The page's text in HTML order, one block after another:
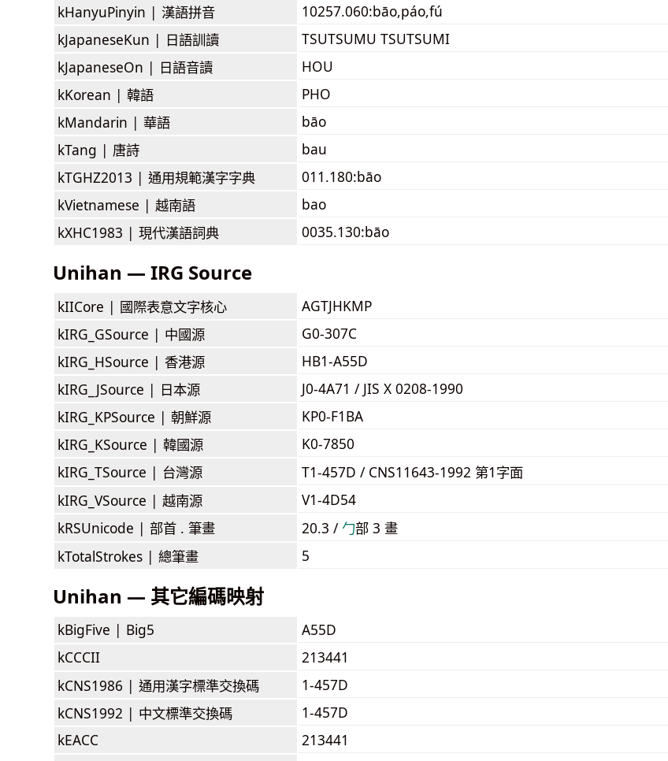
kHanyuPinyin | 漢語拼音
10257.060:bāo,páo,fú
kJapaneseKun | 日語訓讀
TSUTSUMU TSUTSUMI
kJapaneseOn | 日語音讀
HOU
kKorean | 韓語
PHO
kMandarin | 華語
bāo
kTang | 唐詩
bau
kTGHZ2013 | 通用規範漢字字典
011.180:bāo
kVietnamese | 越南語
bao
kXHC1983 | 現代漢語詞典 0035.130:bāo
Unihan — IRG Source
kIICore | 國際表意文字核心
AGTJHKMP
kIRG_GSource | 中國源
G0-307C
kIRG_HSource | 香港源
HB1-A55D
kIRG_JSource | 日本源
J0-4A71 / JIS X 0208-1990
kIRG_KPSource | 朝鮮源
KP0-F1BA
kIRG_KSource | 韓國源
K0-7850
kIRG_TSource | 台灣源
T1-457D / CNS11643-1992 第1字面
kIRG_VSource | 越南源
V1-4D54
kRSUnicode | 部首 . 筆畫 20.3 /⼓部 3 畫
kTotalStrokes | 總筆畫 5
Unihan — 其它編碼映射
kBigFive | Big5
A55D
kCCCII
213441
kCNS1986 | 通用漢字標準交換碼
1-457D
kCNS1992 | 中文標準交換碼
1-457D
kEACC
213441